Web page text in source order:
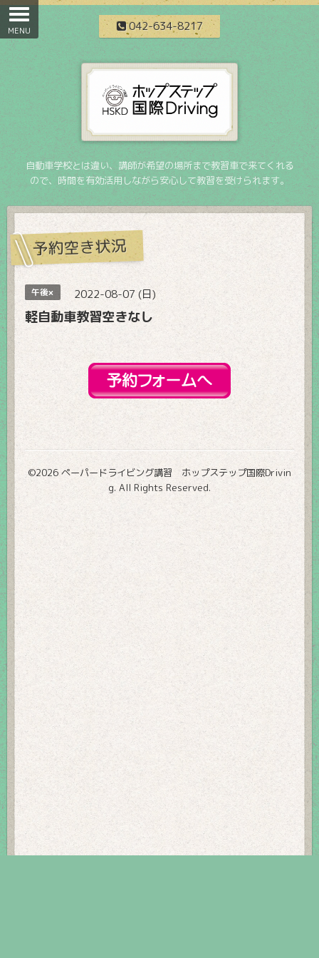
042-634-8217
自動車学校とは違い、講師が希望の場所まで教習車で来てくれる
ので、時間を有効活用しながら安心して教習を受けられます。
予約空き状況
午後× 2022-08-07 (日)
軽自動車教習空きなし
©2026 ペーパードライビング講習 ホップステップ国際Drivin
g. All Rights Reserved.